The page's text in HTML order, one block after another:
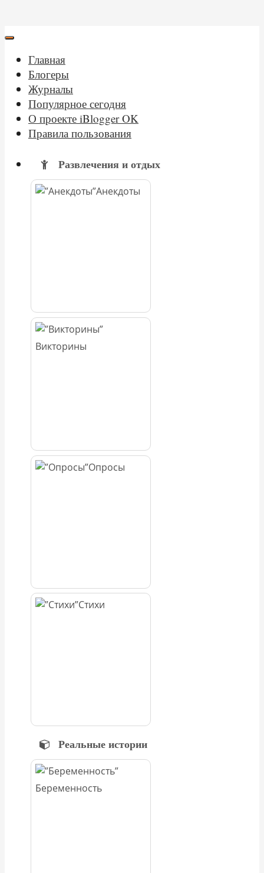
Главная
Блогеры
Журналы
Популярное сегодня
О проекте iBlogger OK
Правила пользования
Развлечения и отдых
Анекдоты
Викторины
Опросы
Стихи
Реальные истории
Беременность